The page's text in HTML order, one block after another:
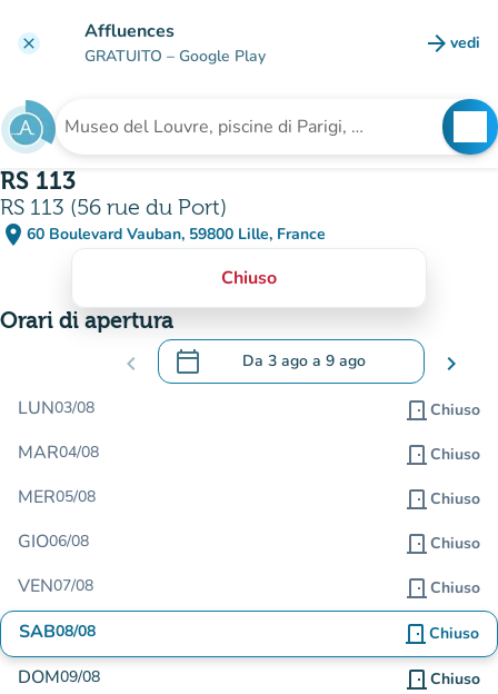
clear Affluences
GRATUITO – Google Play arrow_forward vedi
Cerca una struttura
RS 113
RS 113 (56 rue du Port)
place 60 Boulevard Vauban, 59800 Lille, France
(apri in Google Maps)
(nuova scheda)
Chiuso
Orari di apertura
chevron_left calendar_today Da 3 ago a 9 ago
.Aprire il calendario per modificare le
chevron_right
LUN03/08 door_front Chiuso
MAR04/08 door_front Chiuso
MER05/08 door_front Chiuso
GIO06/08 door_front Chiuso
VEN07/08 door_front Chiuso
SAB08/08 door_front Chiuso
DOM09/08 door_front Chiuso